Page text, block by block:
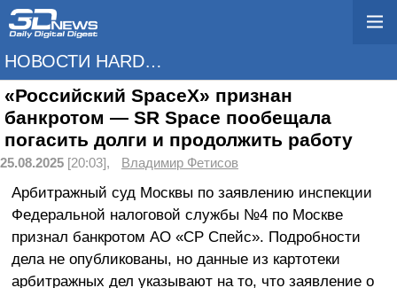
НОВОСТИ HARDWARE
«Российский SpaceX» признан
банкротом — SR Space пообещала
погасить долги и продолжить работу
25.08.2025 [20:03], Владимир Фетисов
Арбитражный суд Москвы по заявлению инспекции
Федеральной налоговой службы №4 по Москве
признал банкротом АО «СР Спейс». Подробности
дела не опубликованы, но данные из картотеки
арбитражных дел указывают на то, что заявление о